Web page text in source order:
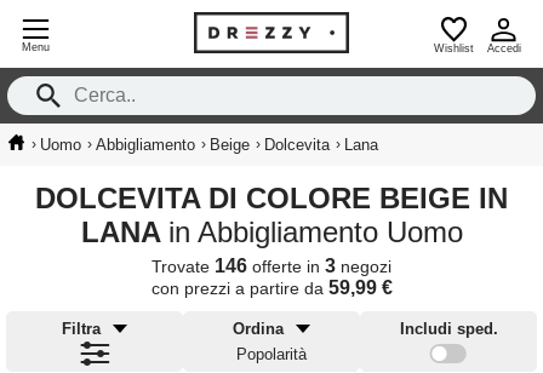
Menu Wishlist Accedi
› Uomo › Abbigliamento › Beige › Dolcevita › Lana
DOLCEVITA DI COLORE BEIGE IN
LANA in Abbigliamento Uomo
Trovate 146 offerte in 3 negozi
con prezzi a partire da 59,99 €
Filtra
Ordina
Popolarità
Includi sped.